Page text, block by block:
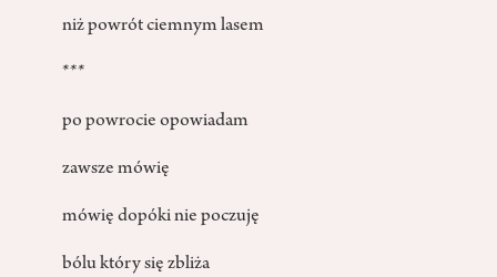
niż powrót ciemnym lasem
***
po powrocie opowiadam
zawsze mówię
mówię dopóki nie poczuję
bólu który się zbliża